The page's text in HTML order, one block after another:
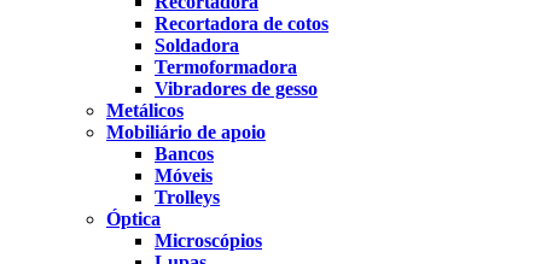
Recortadora de cotos
Soldadora
Termoformadora
Vibradores de gesso
Metálicos
Mobiliário de apoio
Bancos
Móveis
Trolleys
Óptica
Microscópios